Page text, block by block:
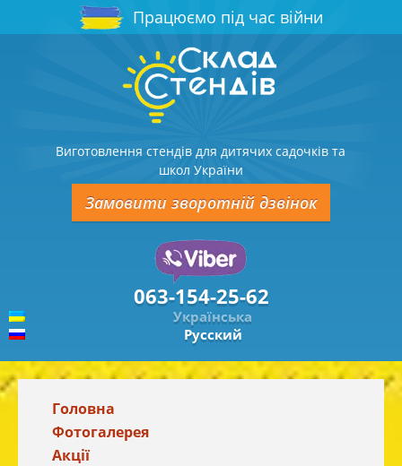
Працюємо під час війни
Виготовлення стендів для дитячих садочків та
школ України
Замовити зворотній дзвінок
063-154-25-62
Українська
Русский
Головна
Фотогалерея
Акції